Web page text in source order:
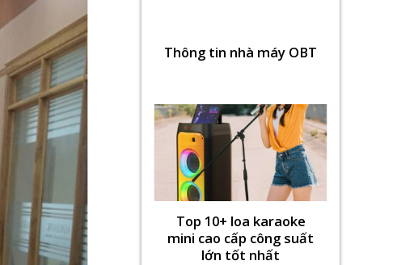
Thông tin nhà máy OBT
Top 10+ loa karaoke
mini cao cấp công suất
lớn tốt nhất